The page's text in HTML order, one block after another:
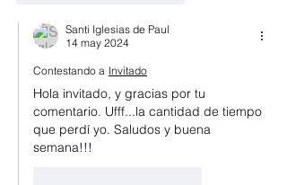
Santi Iglesias de Paul
14 may 2024
Contestando a Invitado
Hola invitado, y gracias por tu
comentario. Ufff...la cantidad de tiempo
que perdí yo. Saludos y buena
semana!!!